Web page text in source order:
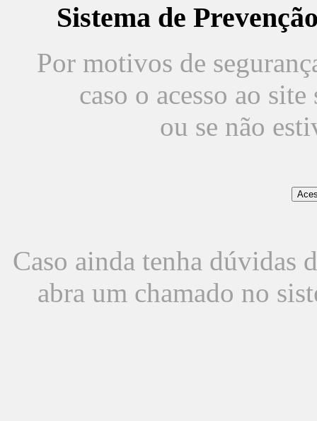
Sistema de
Por motivos de
caso o acesso ao
ou se não
Caso ainda tenha dúvidas
abra um chamado no